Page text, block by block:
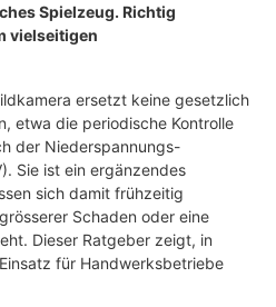
Spielzeug. Richtig
vielseitigen
ersetzt keine gesetzlich
etwa die periodische Kontrolle
der Niederspannungs-
Sie ist ein ergänzendes
sich damit frühzeitig
Schaden oder eine
Dieser Ratgeber zeigt, in
für Handwerksbetriebe